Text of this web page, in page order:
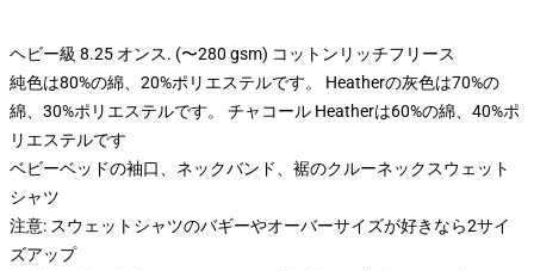
ヘビー級 8.25 オンス. (〜280 gsm) コットンリッチフリース
純色は80%の綿、20%ポリエステルです。 Heatherの灰色は70%の
綿、30%ポリエステルです。 チャコール Heatherは60%の綿、40%ポ
リエステルです
ベビーベッドの袖口、ネックバンド、裾のクルーネックスウェット
シャツ
注意: スウェットシャツのバギーやオーバーサイズが好きなら2サイ
ズアップ